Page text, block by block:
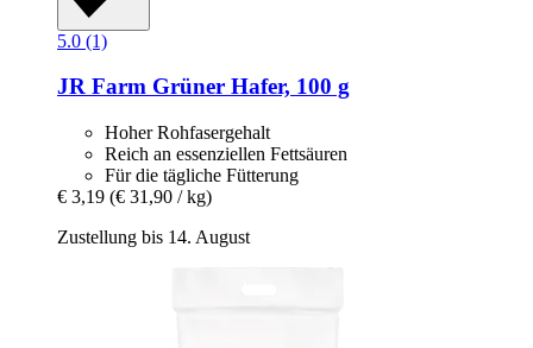
5.0 (1)
JR Farm Grüner Hafer, 100 g
Hoher Rohfasergehalt
Reich an essenziellen Fettsäuren
Für die tägliche Fütterung
€ 3,19 (€ 31,90 / kg)
Zustellung bis 14. August